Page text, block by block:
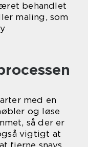
behandlet
maling, som
med en
og løse
så der er
vigtigt at
fjerne snavs